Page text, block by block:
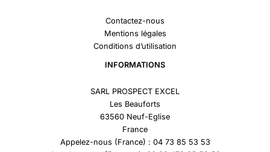
Contactez-nous
Mentions légales
Conditions d’utilisation
INFORMATIONS
SARL PROSPECT EXCEL
Les Beauforts
63560 Neuf-Eglise
France
Appelez-nous (France) : 04 73 85 53 53